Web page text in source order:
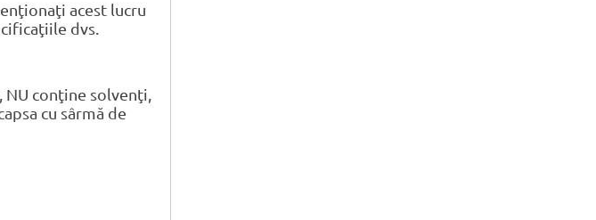
acest lucru
dvs.
NU conţine solvenţi,
cu sârmă de